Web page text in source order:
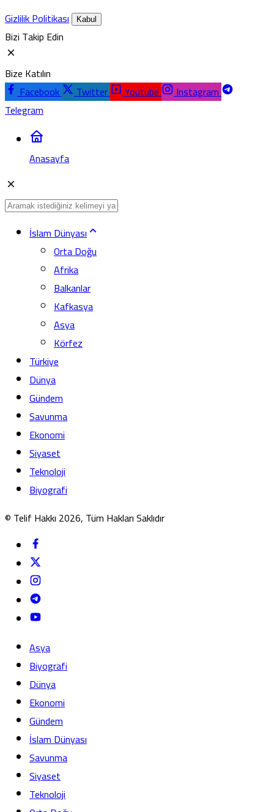
Gizlilik Politikası
Kabul
Bizi Takip Edin
Bize Katılın
Facebook
Twitter Youtube
Instagram
Telegram
Anasayfa
İslam Dünyası
Orta Doğu
Afrika
Balkanlar
Kafkasya
Asya
Körfez
Türkiye
Dünya
Gündem
Savunma
Ekonomi
Siyaset
Teknoloji
Biyografi
© Telif Hakkı 2026, Tüm Hakları Saklıdır
Asya
Biyografi
Dünya
Ekonomi
Gündem
İslam Dünyası
Savunma
Siyaset
Teknoloji